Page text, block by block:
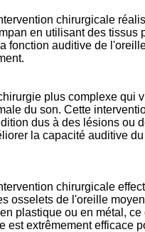
chirurgicale
en utilisant des
fonction auditive de
plus complexe qui
du son. Cette
dus à des lésions ou
la capacité auditive
chirurgicale
osselets de l'oreille
plastique ou en métal,
est extrêmement efficace